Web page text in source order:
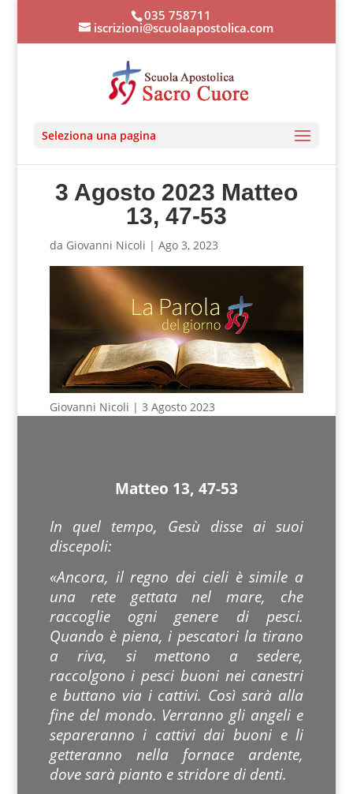
035 758711
iscrizioni@scuolaapostolica.com
Seleziona una pagina
3 Agosto 2023 Matteo
13, 47-53
da Giovanni Nicoli | Ago 3, 2023
Giovanni Nicoli | 3 Agosto 2023
Matteo 13, 47-53
In quel tempo, Gesù disse ai suoi
discepoli:
«Ancora, il regno dei cieli è simile a
una rete gettata nel mare, che
raccoglie ogni genere di pesci.
Quando è piena, i pescatori la tirano
a riva, si mettono a sedere,
raccolgono i pesci buoni nei canestri
e buttano via i cattivi. Così sarà alla
fine del mondo. Verranno gli angeli e
separeranno i cattivi dai buoni e li
getteranno nella fornace ardente,
dove sarà pianto e stridore di denti.